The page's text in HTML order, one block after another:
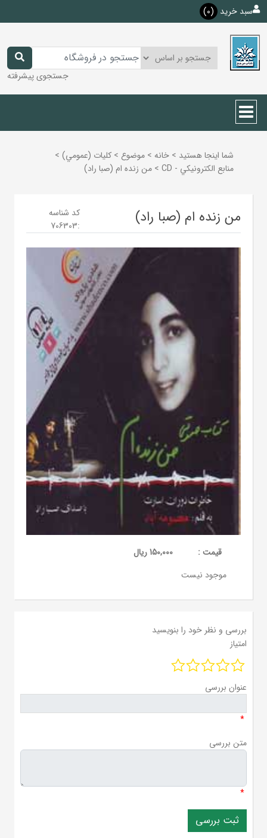
سبد خرید (0)
جستجوی پیشرفته
شما اینجا هستید > خانه > موضوع > كليات (عمومي) >
منابع الكترونيكي - CD
> من زنده ام (صبا راد)
من زنده ام (صبا راد)
کد شناسه
:
706303
قيمت :
150,000 ریال
موجود نیست
بررسی و نظر خود را بنویسید
امتیاز
عنوان بررسی
*
متن بررسی
*